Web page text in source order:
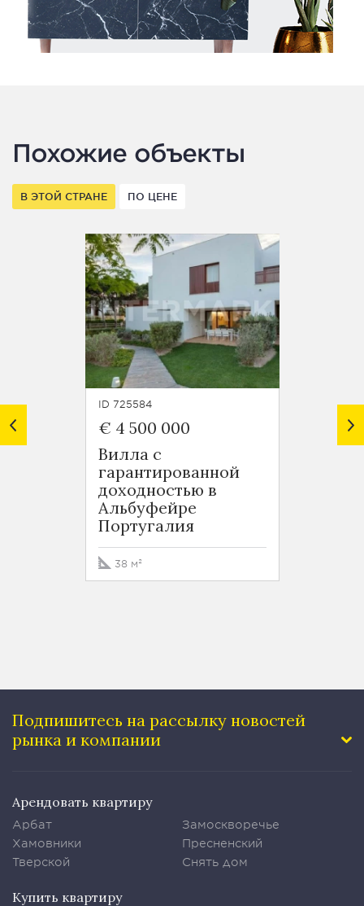
Похожие объекты
В ЭТОЙ СТРАНЕ ПО ЦЕНЕ
ID 725584
€ 4 500 000
Вилла с
гарантированной
доходностью в
Альбуфейре
Португалия
38 м²
ID
€
Подпишитесь на рассылку новостей
рынка и компании
Арендовать квартиру
Арбат
Хамовники
Тверской
Замоскворечье
Пресненский
Снять дом
Купить квартиру